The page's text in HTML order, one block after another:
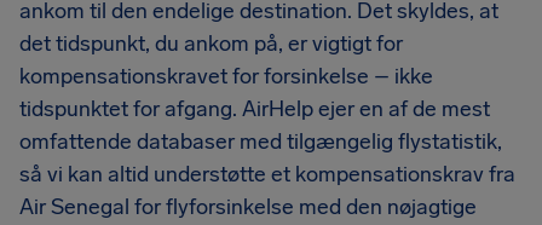
ankom til den endelige destination. Det skyldes, at
det tidspunkt, du ankom på, er vigtigt for
kompensationskravet for forsinkelse – ikke
tidspunktet for afgang. AirHelp ejer en af de mest
omfattende databaser med tilgængelig flystatistik,
så vi kan altid understøtte et kompensationskrav fra
Air Senegal for flyforsinkelse med den nøjagtige